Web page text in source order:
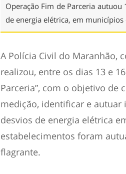
Operação Fim de Parceria
de energia elétrica, em
A Polícia Civil do Maranhão,
realizou, entre os dias 13 e
Parceria”, com o objetivo de
medição, identificar e
desvios de energia elétrica
estabelecimentos foram
flagrante.